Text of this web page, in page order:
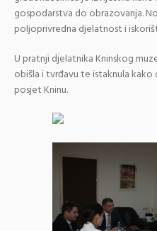
gospodarstva do obrazovanja.
poljoprivredna djelatnost i
U pratnji djelatnika Kninskog
obišla i tvrđavu te istaknula
posjet Kninu.